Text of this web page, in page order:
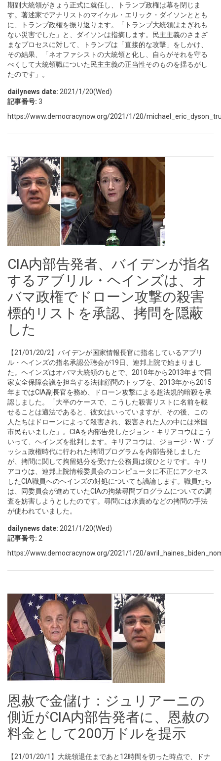
期副大統領がきょう正式に就任し、トランプ政権は幕を閉じま
す。著述家でアナリストのマイケル・エリック・ダイソンととも
に、トランプ政権を振り返ります。「トランプ大統領はまぎれも
ない災害でした」と、ダイソンは指摘します。民主主義のさまざ
まなプロセスに対して、トランプは「直接的な攻撃」をしかけ、
その結果、「ネオファシストの大統領と化し、自らがそれを守る
べくして大統領職についた民主主義の正当性そのものを揺るがし
たのです」。
dailynews date: 2021/1/20(Wed)
記事番号: 3
https://www.democracynow.org/2021/1/20/
CIA内部告発者、バイデンが指名
するアブリル・ヘインズは、オ
バマ政権でドローン攻撃の殺害
標的リストを承認、拷問を隠蔽
した
【21/01/20/2】バイデンが国家情報長官に指名しているアブリ
ル・ヘインズの指名承認公聴会が19日、連邦上院で始まりまし
た。ヘインズはオバマ大統領のもとで、2010年から2013年まで国
家安全保障会議を担当する法律顧問のトップを、2013年から2015
年まではCIA副長官を務め、ドローン攻撃による超法規的暗殺を承
認しました。「大半のケースで、こうした殺害リストに名前を載
せることは適法であると、彼女はいっていますが、その後、この
人たちはドローンによって殺害され、殺害された人の中には米国
市民もいました」。CIAを内部告発したジョン・キリアコウはこう
いって、ヘインズを批判します。キリアコウは、ジョージ・W・ブ
ッシュ政権時代に行われた拷問プログラムを内部告発しました
が、拷問に関して拘留処分を受けた公務員は彼ひとりです。キリ
アコウは、連邦上院情報委員会のコンピュータに不正にアクセス
したCIA職員へのヘインズの対処についても議論します。職員たち
は、同委員会が進めていたCIAの拘禁尋問プログラムについての調
査を妨害しようとしたのです。尋問には水責めなどの拷問の手法
が使われていました。
dailynews date: 2021/1/20(Wed)
記事番号: 2
https://www.democracynow.org/2021/1/20/
恩赦で金儲け：ジュリアーニの
側近がCIA内部告発者に、恩赦の
料金として200万ドルを提示
【21/01/20/1】大統領退任まであと12時間を切った時点で、ドナ